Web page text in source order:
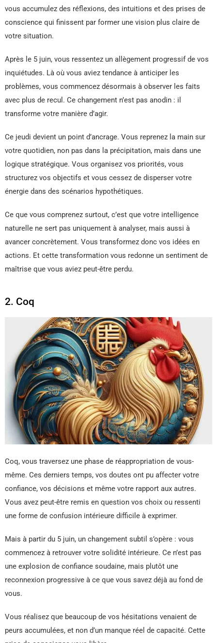
vous accumulez des réflexions, des intuitions et des prises de
conscience qui finissent par former une vision plus claire de
votre situation.
Après le 5 juin, vous ressentez un allègement progressif de vos
inquiétudes. Là où vous aviez tendance à anticiper les
problèmes, vous commencez désormais à observer les faits
avec plus de recul. Ce changement n’est pas anodin : il
transforme votre manière d’agir.
Ce jeudi devient un point d’ancrage. Vous reprenez la main sur
votre quotidien, non pas dans la précipitation, mais dans une
logique stratégique. Vous organisez vos priorités, vous
structurez vos objectifs et vous cessez de disperser votre
énergie dans des scénarios hypothétiques.
Ce que vous comprenez surtout, c’est que votre intelligence
naturelle ne sert pas uniquement à analyser, mais aussi à
avancer concrètement. Vous transformez donc vos idées en
actions. Et cette transformation vous redonne un sentiment de
maîtrise que vous aviez peut-être perdu.
2. Coq
Coq, vous traversez une phase de réappropriation de vous-
même. Ces derniers temps, vos doutes ont pu affecter votre
confiance, vos décisions et même votre rapport aux autres.
Vous avez peut-être remis en question vos choix ou ressenti
une forme de confusion intérieure difficile à exprimer.
Mais à partir du 5 juin, un changement subtil s’opère : vous
commencez à retrouver votre solidité intérieure. Ce n’est pas
une explosion de confiance soudaine, mais plutôt une
reconnexion progressive à ce que vous savez déjà au fond de
vous.
Vous réalisez que beaucoup de vos hésitations venaient de
peurs accumulées, et non d’un manque réel de capacité. Cette